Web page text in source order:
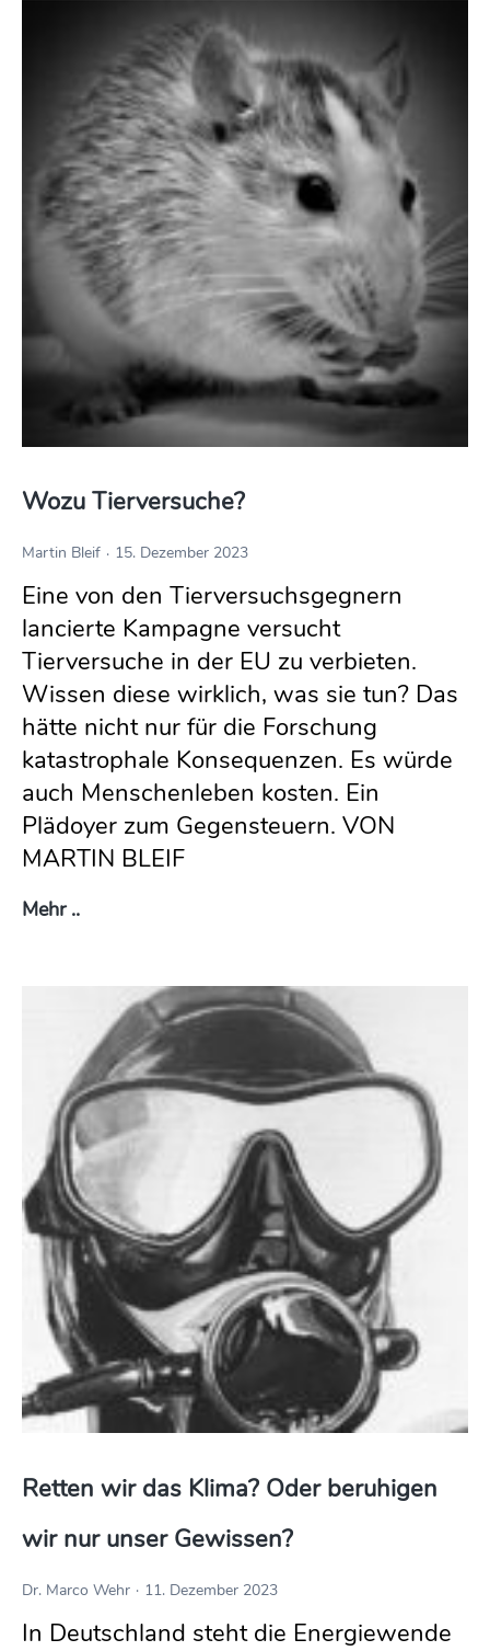
Wozu Tierversuche?
Martin Bleif 15. Dezember 2023
Eine von den Tierversuchsgegnern
lancierte Kampagne versucht
Tierversuche in der EU zu verbieten.
Wissen diese wirklich, was sie tun? Das
hätte nicht nur für die Forschung
katastrophale Konsequenzen. Es würde
auch Menschenleben kosten. Ein
Plädoyer zum Gegensteuern. VON
MARTIN BLEIF
Mehr ..Wozu Tierversuche?
Retten wir das Klima? Oder beruhigen
wir nur unser Gewissen?
Dr. Marco Wehr 11. Dezember 2023
In Deutschland steht die Energiewende